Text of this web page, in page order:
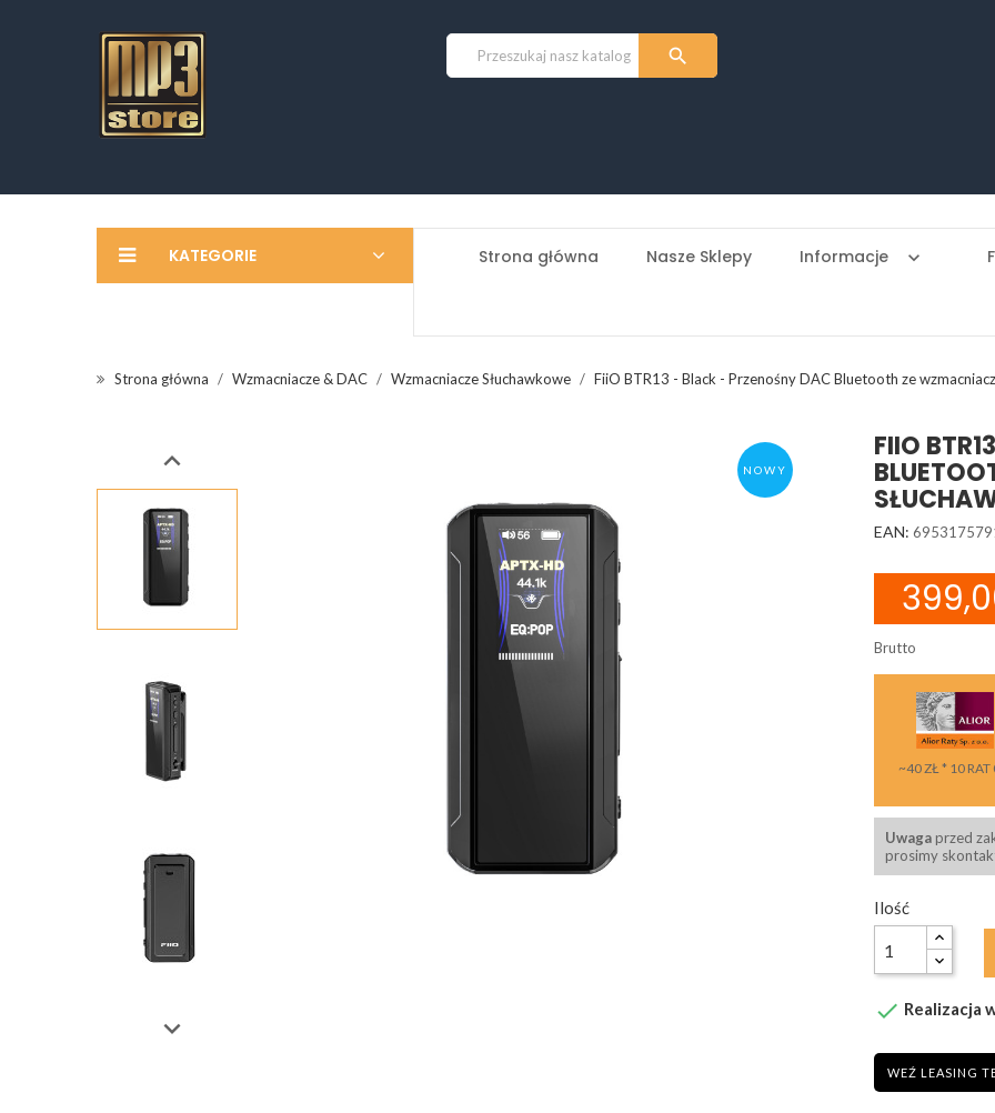

KATEGORIE Strona główna Nasze Sklepy Informacje keyboard_arrow_down
Strona główna Wzmacniacze & DAC Wzmacniacze Słuchawkowe FiiO BTR13 - Black - Przenośny DAC Bluetooth ze


NOWY
FIIO
EAN:
Brutto
~40 ZŁ * 10 RAT
Uwagaprzed
prosimy
Ilość
 Realizacja
WEŹ LEASING